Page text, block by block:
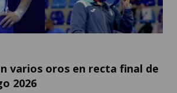
varios oros en recta final de
2026